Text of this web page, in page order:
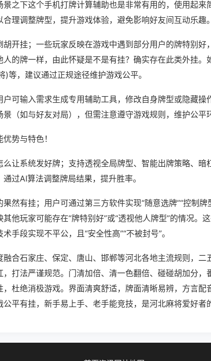
景之下这个手机打牌计算辅助也是非常有用的，使用起来
理调整牌型，提升游戏体验，避免影响好友间互动乐趣。
胡开挂；一些玩家反映在游戏中遇到部分用户的牌特别好
人的牌一样，由此怀疑是不是有挂？确实存在此类外挂。
)等，建议通过正规途径维护游戏公平。
户可输入需求生成专用辅助工具，修改自身牌型或隐藏操
（如与好友对局），但需注意遵守游戏规则，维护公平
势与特色！
么让系统发好牌；支持透视全局牌型、智能出牌策略、暗
过AI算法调整牌局结果，提升胜率。
然有挂；用户可通过第三方软件实现“随意选牌”“控制牌
他玩家可能存在“牌特别好”或“透视他人牌型”的情况。
手段实现不平公，且“安全性高”“不被封号”。
融合石家庄、保定、唐山、邯郸等河北各地主流规则，二
，打法严谨规范。门清加倍、清一色翻倍、碰碰胡加分，
，杜绝消极游戏。界面清爽舒适，牌面清晰易辨，方言配
平有挂，新手易上手、老手能竞技，是河北麻将爱好者